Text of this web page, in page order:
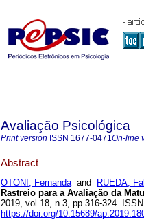
Avaliação Psicológica
Print version ISSN 1677-0471On-line
Abstract
OTONI, Fernandaand RUEDA,
Rastreio para a Avaliação da
2019, vol.18, n.3, pp.316-324.
https://doi.org/10.15689/